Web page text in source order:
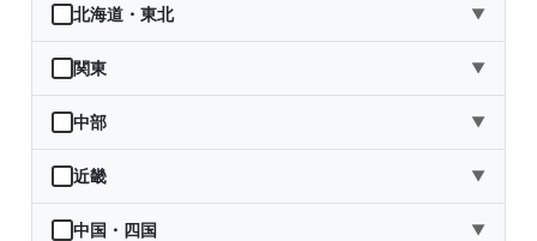
北海道・東北 ▼
北海道
青森県
岩手県
宮城県
関東 ▼
茨城県
栃木県
群馬県
中部 ▼
新潟県
富山県
近畿 ▼
三重県
中国・四国 ▼